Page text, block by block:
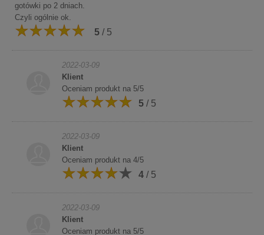
gotówki po 2 dniach.
Czyli ogólnie ok.
5 / 5
2022-03-09
Klient
Oceniam produkt na 5/5
5 / 5
2022-03-09
Klient
Oceniam produkt na 4/5
4 / 5
2022-03-09
Klient
Oceniam produkt na 5/5